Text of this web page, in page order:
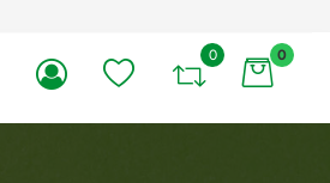
0 0